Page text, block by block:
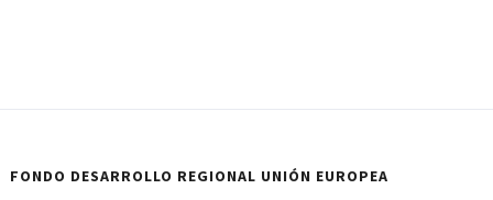
FONDO DESARROLLO REGIONAL UNIÓN EUROPEA